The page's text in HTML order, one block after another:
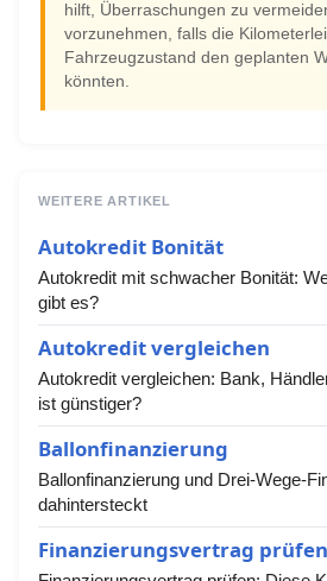
hilft, Überraschungen zu
vorzunehmen, falls die
Fahrzeugzustand den geplanten
könnten.
WEITERE ARTIKEL
Autokredit Bonität
Autokredit mit schwacher Bonität:
gibt es?
Autokredit vergleichen
Autokredit vergleichen: Bank,
ist günstiger?
Ballonfinanzierung
Ballonfinanzierung und Drei-Wege-
dahintersteckt
Finanzierungsvertrag prüfen